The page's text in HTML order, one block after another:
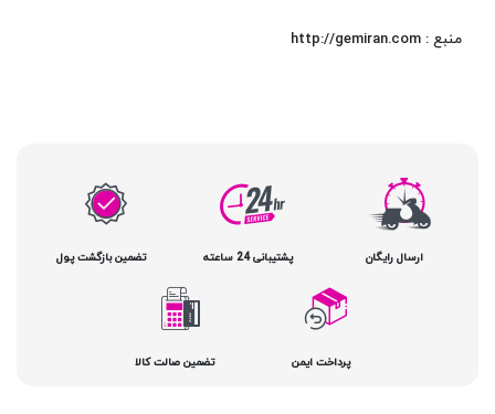
منبع : http://gemiran.com
ارسال رایگان پشتیبانی 24 ساعته تضمین بازگشت پول
پرداخت ایمن تضمین صالت کالا